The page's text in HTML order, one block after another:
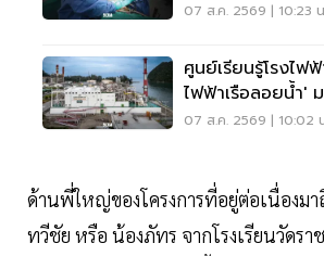
07 ส.ค. 2569 | 10:23
ศูนย์เรียนรู้โรงไฟ
ไฟฟ้าเรือลอยน้ำ'
อุตสาหกรรมแลนด์
07 ส.ค. 2569 | 10:02
ด้านพี่ใหญ่ของโครงการที่อยู่ต่อเนื่องม
ทวีชัย หรือ น้องภัทร จากโรงเรียนวัดรา